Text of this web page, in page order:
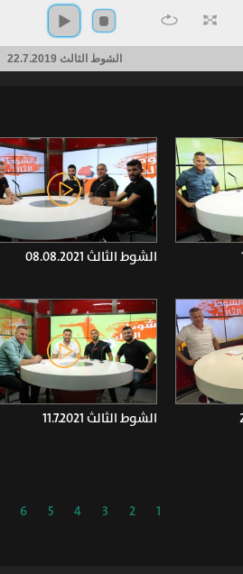
الشوط الثالث 22.7.2019
الشوط الثالث 08.08.2021
الشوط الثالث 11.7.2021
1
2
3
4
5
6